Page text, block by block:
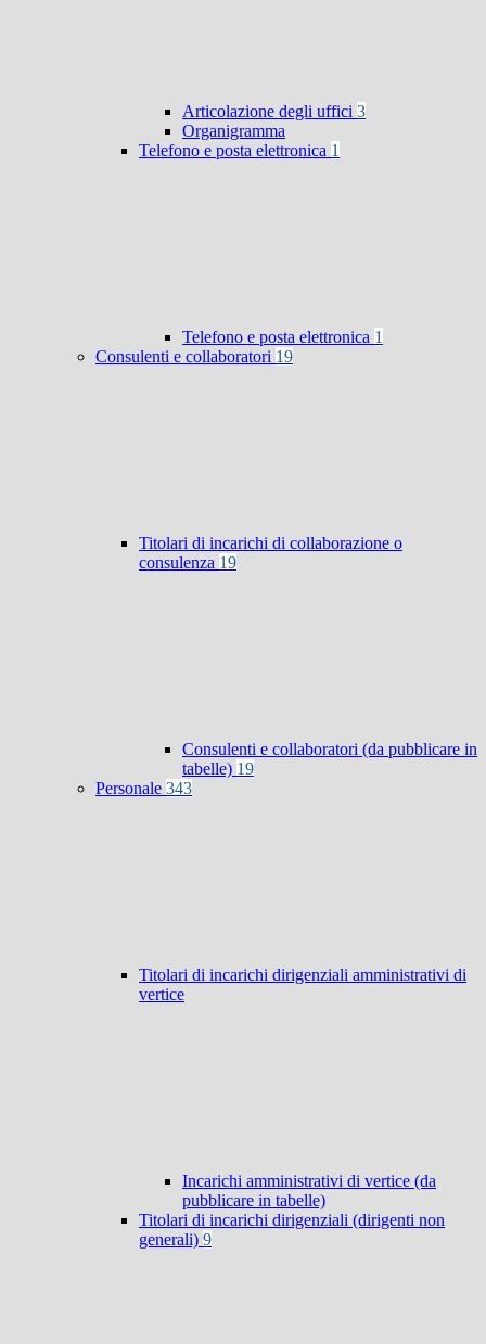
Articolazione degli uffici 3
Organigramma
Telefono e posta elettronica 1
Telefono e posta elettronica 1
Consulenti e collaboratori 19
Titolari di incarichi di collaborazione o
consulenza 19
Consulenti e collaboratori (da pubblicare in
tabelle) 19
Personale 343
Titolari di incarichi dirigenziali amministrativi di
vertice
Incarichi amministrativi di vertice (da
pubblicare in tabelle)
Titolari di incarichi dirigenziali (dirigenti non
generali) 9